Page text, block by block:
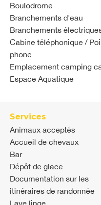
Boulodrome
Branchements d'eau
Branchements
Cabine téléphonique /
phone
Emplacement camping
Espace Aquatique
Services
Animaux acceptés
Accueil de chevaux
Bar
Dépôt de glace
Documentation sur les
itinéraires de randonnée
Lave linge